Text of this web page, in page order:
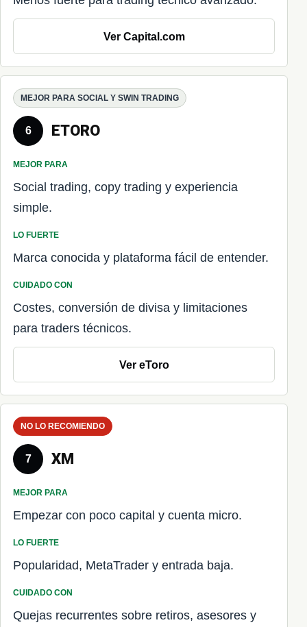
Ver Capital.com
MEJOR PARA SOCIAL Y SWIN TRADING
6 ETORO
MEJOR PARA
Social trading, copy trading y experiencia
simple.
LO FUERTE
Marca conocida y plataforma fácil de entender.
CUIDADO CON
Costes, conversión de divisa y limitaciones
para traders técnicos.
Ver eToro
NO LO RECOMIENDO
7 XM
MEJOR PARA
Empezar con poco capital y cuenta micro.
LO FUERTE
Popularidad, MetaTrader y entrada baja.
CUIDADO CON
Quejas recurrentes sobre retiros, asesores y